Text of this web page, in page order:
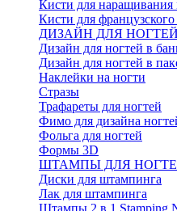
Кисти для наращивания
Кисти для
ДИЗАЙН ДЛЯ НОГТЕЙ
Дизайн для ногтей в
Дизайн для ногтей в
Наклейки на ногти
Стразы
Трафареты для ногтей
Фимо для дизайна
Фольга для ногтей
Формы 3D
ШТАМПЫ ДЛЯ
Диски для штампинга
Лак для штампинга
Штампы 2 в 1 Stamping